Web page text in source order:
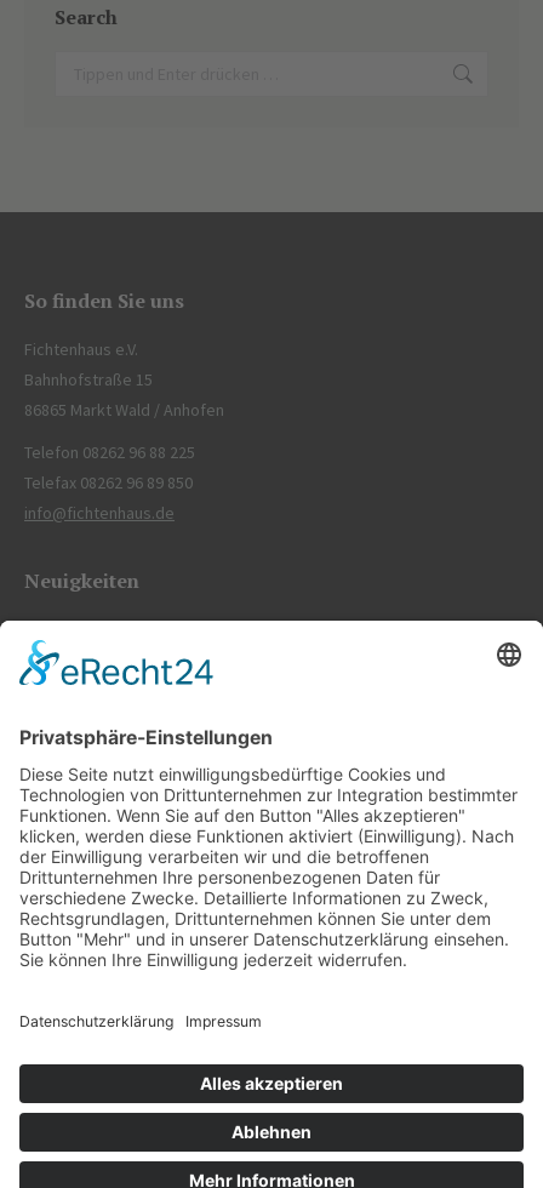
Search
So finden Sie uns
Fichtenhaus e.V.
Bahnhofstraße 15
86865 Markt Wald / Anhofen
Telefon 08262 96 88 225
Telefax 08262 96 89 850
info@fichtenhaus.de
Neuigkeiten
22. Juni 2026
18. Juni 2026
Veranstaltungshinweis – Schafswollfestival – 13.09.2025 Biohof
Popfinger-Grimbs – Kammlach
29. August 2025
Rechtliche Informationen
Datenschutzerklärung
© www.jackscha.de feat. The7 Premium Theme